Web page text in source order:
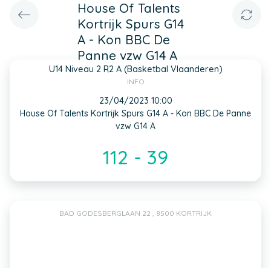
House Of Talents
Kortrijk Spurs G14
A - Kon BBC De
Panne vzw G14 A
U14 Niveau 2 R2 A (Basketbal Vlaanderen)
INFO
23/04/2023 10:00
House Of Talents Kortrijk Spurs G14 A - Kon BBC De Panne
vzw G14 A
112 - 39
BAD GODESBERGLAAN 22 , 8500 KORTRIJK